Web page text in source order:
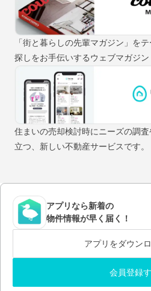
「街と暮らしの先輩マガジン」を
探しをお手伝いするウェブマガジン
住まいの売却検討時にニーズの調
立つ、新しい不動産サービスです。
アプリなら新着の
物件情報が早く届く！
アプリをダウン
会員登録